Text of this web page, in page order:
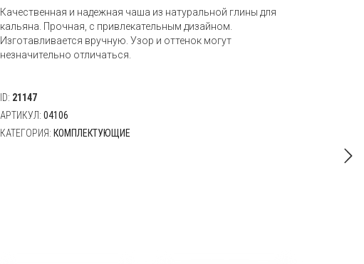
Качественная и надежная чаша из натуральной глины для
кальяна. Прочная, с привлекательным дизайном.
Изготавливается вручную. Узор и оттенок могут
незначительно отличаться.
ID: 21147
АРТИКУЛ:04106
КАТЕГОРИЯ: КОМПЛЕКТУЮЩИЕ